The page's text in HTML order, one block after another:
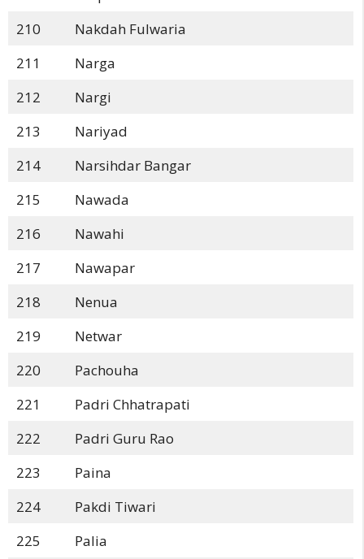
210
Nakdah Fulwaria
211
Narga
212
Nargi
213
Nariyad
214
Narsihdar Bangar
215
Nawada
216
Nawahi
217
Nawapar
218
Nenua
219
Netwar
220
Pachouha
221
Padri Chhatrapati
222
Padri Guru Rao
223
Paina
224
Pakdi Tiwari
225
Palia